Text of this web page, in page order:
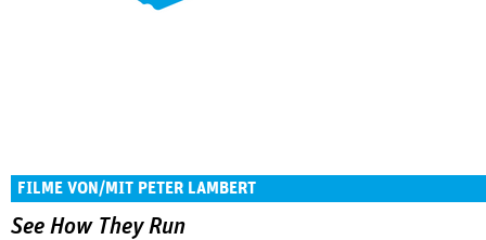
FILME VON/MIT PETER LAMBERT
See How They Run